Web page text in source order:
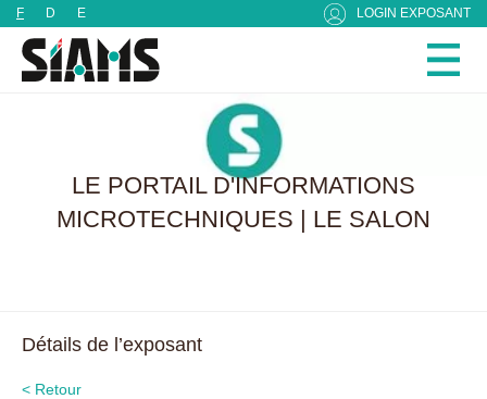
F D E LOGIN EXPOSANT
LE PORTAIL D'INFORMATIONS
MICROTECHNIQUES | LE SALON
Détails de l’exposant
< Retour
Panneau de gestion des cookies